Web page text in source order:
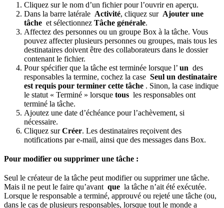
Cliquez sur le nom d’un fichier pour l’ouvrir en aperçu.
Dans la barre latérale Activité, cliquez sur Ajouter une
tâche et sélectionnez Tâche générale.
Affectez des personnes ou un groupe Box à la tâche. Vous
pouvez affecter plusieurs personnes ou groupes, mais tous les
destinataires doivent être des collaborateurs dans le dossier
contenant le fichier.
Pour spécifier que la tâche est terminée lorsque l’ un des
responsables la termine, cochez la case Seul un destinataire
est requis pour terminer cette tâche . Sinon, la case indique
le statut « Terminé » lorsque tous les responsables ont
terminé la tâche.
Ajoutez une date d’échéance pour l’achèvement, si
nécessaire.
Cliquez surCréer. Les destinataires reçoivent des
notifications par e-mail, ainsi que des messages dans Box.
Pour modifier ou supprimer une tâche :
Seul le créateur de la tâche peut modifier ou supprimer une tâche.
Mais il ne peut le faire qu’avant que la tâche n’ait été exécutée.
Lorsque le responsable a terminé, approuvé ou rejeté une tâche (ou,
dans le cas de plusieurs responsables, lorsque tout le monde a